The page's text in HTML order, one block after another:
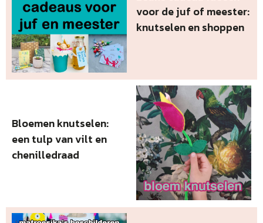
voor de juf of meester:
knutselen en shoppen
Bloemen knutselen:
een tulp van vilt en
chenilledraad